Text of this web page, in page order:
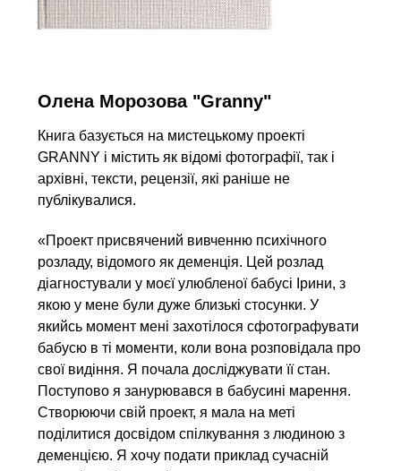
Олена Морозова "Granny"
Книга базується на мистецькому проекті
GRANNY і містить як відомі фотографії, так і
архівні, тексти, рецензії, які раніше не
публікувалися.
«Проект присвячений вивченню психічного
розладу, відомого як деменція. Цей розлад
діагностували у моєї улюбленої бабусі Ірини, з
якою у мене були дуже близькі стосунки. У
якийсь момент мені захотілося сфотографувати
бабусю в ті моменти, коли вона розповідала про
свої видіння. Я почала досліджувати її стан.
Поступово я занурювався в бабусині марення.
Створюючи свій проект, я мала на меті
поділитися досвідом спілкування з людиною з
деменцією. Я хочу подати приклад сучасній